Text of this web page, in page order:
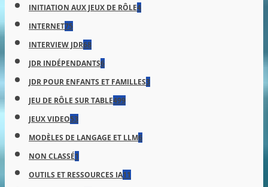
INITIATION AUX JEUX DE RÔLE4
INTERNET75
INTERVIEW JDR68
JDR INDÉPENDANTS6
JDR POUR ENFANTS ET FAMILLES3
JEU DE RÔLE SUR TABLE499
JEUX VIDEO53
MODÈLES DE LANGAGE ET LLM6
NON CLASSÉ1
OUTILS ET RESSOURCES IA11